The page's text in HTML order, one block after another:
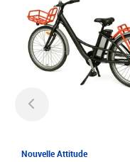
Nouvelle Attitude